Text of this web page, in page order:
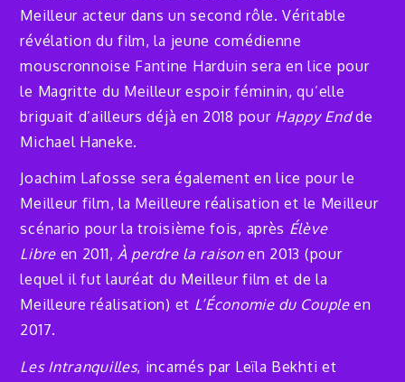
Meilleur acteur dans un second rôle. Véritable
révélation du film, la jeune comédienne
mouscronnoise Fantine Harduin sera en lice pour
le Magritte du Meilleur espoir féminin, qu’elle
briguait d’ailleurs déjà en 2018 pour Happy Endde
Michael Haneke.
Joachim Lafosse sera également en lice pour le
Meilleur film, la Meilleure réalisation et le Meilleur
scénario pour la troisième fois, après Élève
Libreen 2011, À perdre la raisonen 2013 (pour
lequel il fut lauréat du Meilleur film et de la
Meilleure réalisation) et L’Économie du Coupleen
2017.
Les Intranquilles, incarnés par Leïla Bekhti et